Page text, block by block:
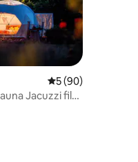
numru ta' reviews: 27
Rating medju ta' 5
5 (90)
Jacuzzi fil-